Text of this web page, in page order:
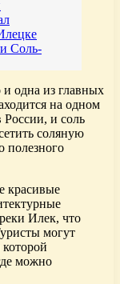
Соль-
одна из главных
на одном
и соль
соляную
полезного
красивые
Илек, что
могут
можно